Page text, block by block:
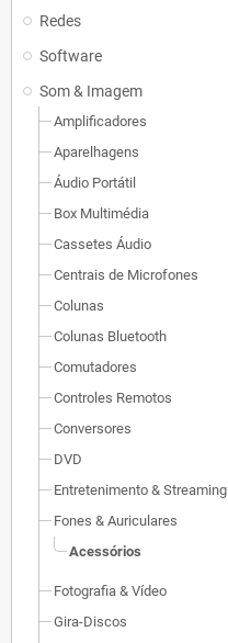
Redes
Software
Som & Imagem
Amplificadores
Aparelhagens
Áudio Portátil
Box Multimédia
Cassetes Áudio
Centrais de Microfones
Colunas
Colunas Bluetooth
Comutadores
Controles Remotos
Conversores
DVD
Entretenimento & Streaming
Fones & Auriculares
Acessórios
Fotografia & Vídeo
Gira-Discos